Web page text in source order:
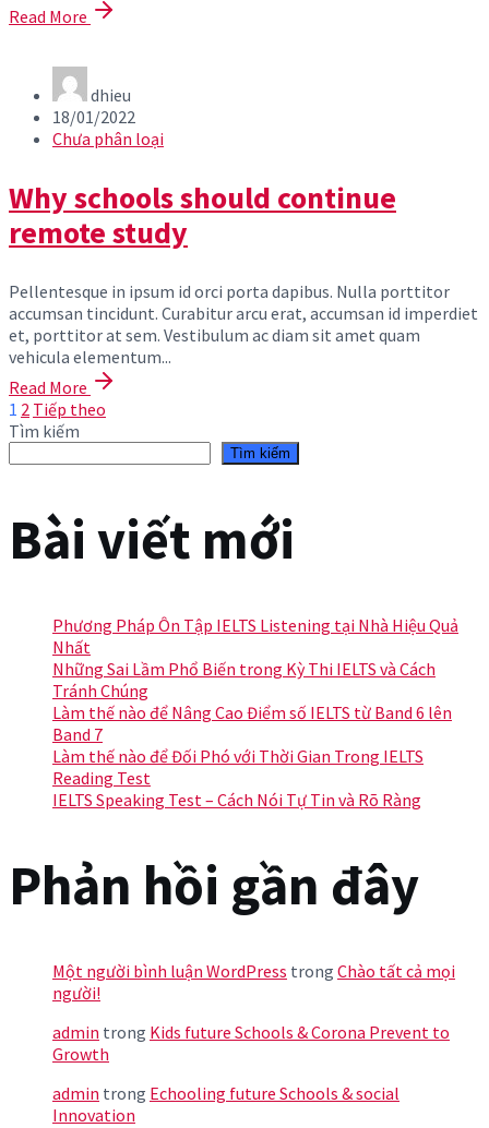
Read More
dhieu
18/01/2022
Chưa phân loại
Why schools should continue
remote study
Pellentesque in ipsum id orci porta dapibus. Nulla porttitor
accumsan tincidunt. Curabitur arcu erat, accumsan id imperdiet
et, porttitor at sem. Vestibulum ac diam sit amet quam
vehicula elementum...
Read More
Phân
trang
bài
viết
1 2 Tiếp theo
Tìm kiếm
Tìm kiếm
Bài viết mới
Phương Pháp Ôn Tập IELTS Listening tại Nhà Hiệu Quả
Nhất
Những Sai Lầm Phổ Biến trong Kỳ Thi IELTS và Cách
Tránh Chúng
Làm thế nào để Nâng Cao Điểm số IELTS từ Band 6 lên
Band 7
Làm thế nào để Đối Phó với Thời Gian Trong IELTS
Reading Test
IELTS Speaking Test – Cách Nói Tự Tin và Rõ Ràng
Phản hồi gần đây
Một người bình luận WordPress trong Chào tất cả mọi
người!
admin trong Kids future Schools & Corona Prevent to
Growth
admin trong Echooling future Schools & social
Innovation